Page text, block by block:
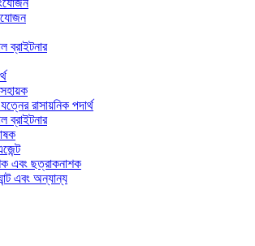
ব্রাইটনার
রাসায়নিক পদার্থ
ব্রাইটনার
এবং ছত্রাকনাশক
এবং অন্যান্য